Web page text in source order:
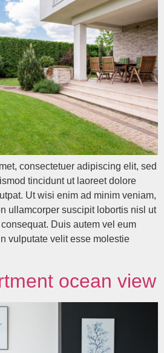
consectetuer adipiscing elit, sed
tincidunt ut laoreet dolore
Ut wisi enim ad minim veniam,
ullamcorper suscipit lobortis nisl ut
Duis autem vel eum
vulputate velit esse molestie
ocean view